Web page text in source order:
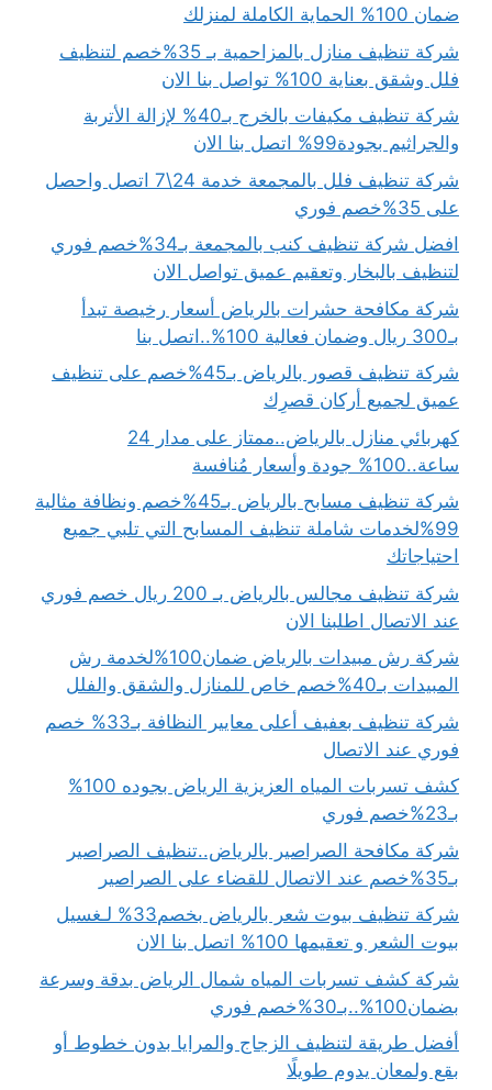
ضمان 100% الحماية الكاملة لمنزلك
شركة تنظيف منازل بالمزاحمية بـ 35%خصم لتنظيف
فلل وشقق بعناية 100% تواصل بنا الان
شركة تنظيف مكيفات بالخرج بـ40% لإزالة الأتربة
والجراثيم بجودة99% اتصل بنا الان
شركة تنظيف فلل بالمجمعة خدمة 24\7 اتصل واحصل
على 35%خصم فوري
افضل شركة تنظيف كنب بالمجمعة بـ34%خصم فوري
لتنظيف بالبخار وتعقيم عميق تواصل الان
شركة مكافحة حشرات بالرياض أسعار رخيصة تبدأ
بـ300 ريال وضمان فعالية 100%..اتصل بنا
شركة تنظيف قصور بالرياض بـ45%خصم على تنظيف
عميق لجميع أركان قصرِك
كهربائي منازل بالرياض..ممتاز على مدار 24
ساعة..100% جودة وأسعار مُنافسة
شركة تنظيف مسابح بالرياض بـ45%خصم ونظافة مثالية
99%لخدمات شاملة تنظيف المسابح التي تلبي جميع
احتياجاتك
شركة تنظيف مجالس بالرياض بـ 200 ريال خصم فوري
عند الاتصال اطلبنا الان
شركة رش مبيدات بالرياض ضمان100%لخدمة رش
المبيدات بـ40%خصم خاص للمنازل والشقق والفلل
شركة تنظيف بعفيف أعلى معايير النظافة بـ33% خصم
فوري عند الاتصال
كشف تسربات المياه العزيزية الرياض بجوده 100%
بـ23%خصم فوري
شركة مكافحة الصراصير بالرياض..تنظيف الصراصير
بـ35%خصم عند الاتصال للقضاء على الصراصير
شركة تنظيف بيوت شعر بالرياض بخصم33% لـغسيل
بيوت الشعر و تعقيمها 100% اتصل بنا الان
شركة كشف تسربات المياه شمال الرياض بدقة وسرعة
بضمان100%..بـ30%خصم فوري
أفضل طريقة لتنظيف الزجاج والمرايا بدون خطوط أو
بقع ولمعان يدوم طويلًا